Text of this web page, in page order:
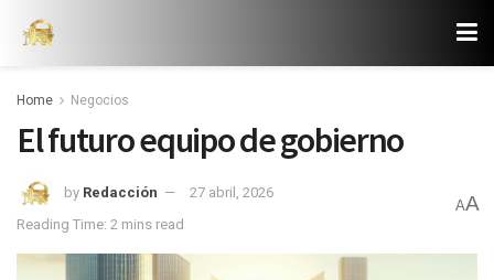
Home Negocios
El futuro equipo de gobierno
by Redacción
27 abril, 2026
Reading Time: 2 mins read
AA